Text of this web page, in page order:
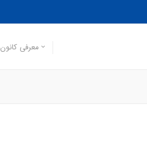
معرفی کانون